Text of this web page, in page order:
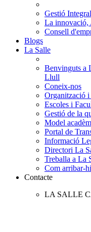
Gestió
La innovació,
Consell
Blogs
La Salle
Benvinguts a
Llull
Coneix-nos
Organització i
Escoles i
Gestió de la
Model
Portal de
Informació
Directori La
Treballa a La
Com arribar-hi
Contacte
LA SALLE